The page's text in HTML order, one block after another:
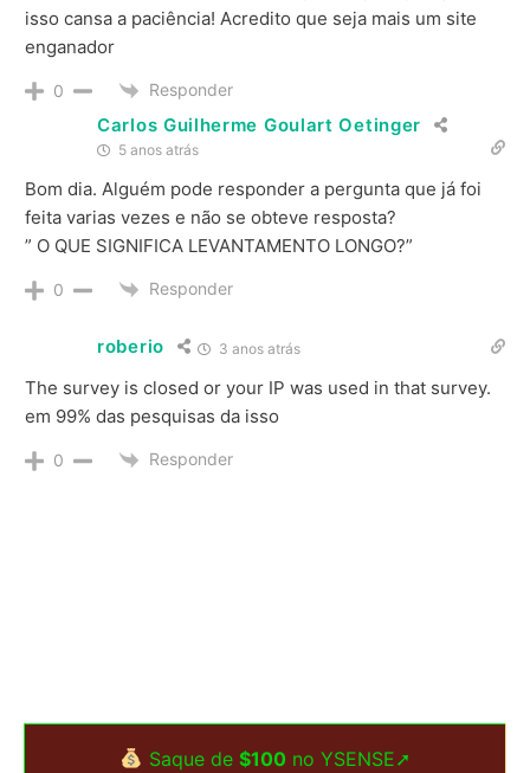
isso cansa a paciência! Acredito que seja mais um site
enganador
0 Responder
Carlos Guilherme Goulart Oetinger
5 anos atrás
Bom dia. Alguém pode responder a pergunta que já foi
feita varias vezes e não se obteve resposta?
” O QUE SIGNIFICA LEVANTAMENTO LONGO?”
0 Responder
roberio 3 anos atrás
The survey is closed or your IP was used in that survey.
em 99% das pesquisas da isso
0 Responder
Saque de $100no YSENSE➚